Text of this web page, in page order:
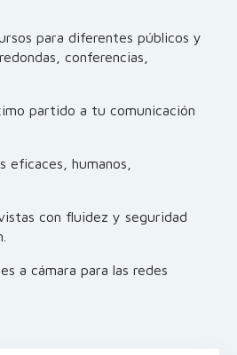
para diferentes públicos y
conferencias,
partido a tu comunicación
humanos,
con fluidez y seguridad
a cámara para las redes